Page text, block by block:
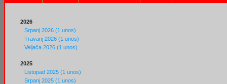
2026
Srpanj 2026 (1 unos)
Travanj 2026 (1 unos)
Veljača 2026 (1 unos)
2025
Listopad 2025 (1 unos)
Srpanj 2025 (1 unos)